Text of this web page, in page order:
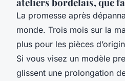
La promesse après
monde. Trois mois sur la
plus pour les pièces
Si vous visez un modèle
glissent une prolongation